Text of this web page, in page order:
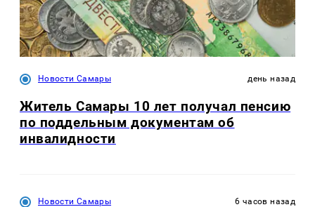
Новости Самары день назад
Житель Самары 10 лет получал пенсию
по поддельным документам об
инвалидности
Новости Самары 6 часов назад